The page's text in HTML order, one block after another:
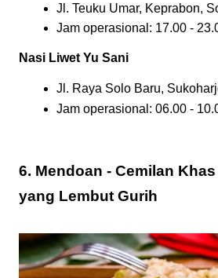
Jl. Teuku Umar, Keprabon,
Jam operasional: 17.00 -
Nasi Liwet Yu Sani
Jl. Raya Solo Baru,
Jam operasional: 06.00 -
6. Mendoan - Cemilan
yang Lembut Gurih